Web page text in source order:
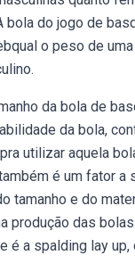
do jogo de
o peso de
da bola de
da bola,
utilizar aquela
é um fator a
e do
das
é a spalding lay up,